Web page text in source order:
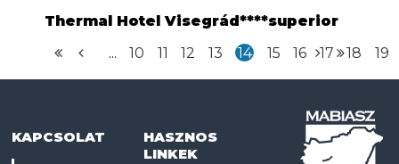
Thermal Hotel Visegrád****superior
...
10 11 12 13 14 15 16 17 18 19
KAPCSOLAT
HASZNOS
LINKEK